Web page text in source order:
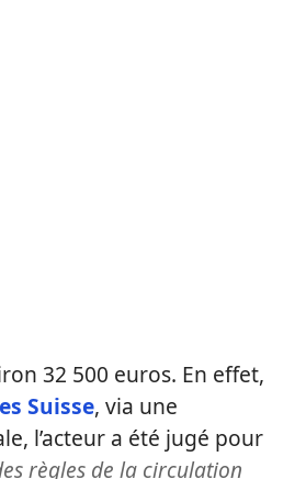
32 500 euros. En effet,
Suisse, via une
l’acteur a été jugé pour
règles de la circulation